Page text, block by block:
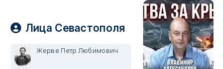
Лица Севастополя
Жерве Петр Любимович